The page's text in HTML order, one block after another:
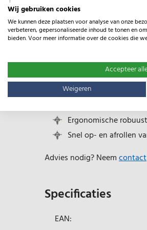
Een degelijke haspel met
Geschikt voor maximaal
Geschikt voor
Goede prijs kwaliteit
Ergonomische
Snel op- en afrollen
Advies nodig? Neemcontact
Specificaties
EAN:
Wij gebruiken cookies
We kunnen deze plaatsen voor analyse van onze
verbeteren, gepersonaliseerde inhoud te tonen en
bieden. Voor meer informatie over de cookies die
Accepteer
Weigeren